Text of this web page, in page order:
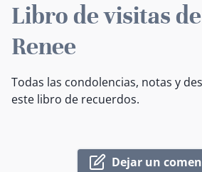
Libro de visitas de
Renee
Todas las condolencias, notas y
este libro de recuerdos.
Dejar un